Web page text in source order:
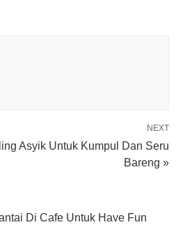
NEXT
Asyik Untuk Kumpul Dan Seru
Bareng »
Di Cafe Untuk Have Fun